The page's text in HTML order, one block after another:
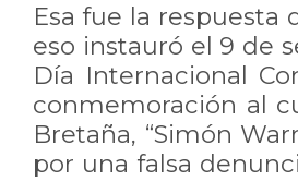
Esa fue la respuesta
eso instauró el 9 de
Día Internacional
conmemoración al
Bretaña, “Simón
por una falsa